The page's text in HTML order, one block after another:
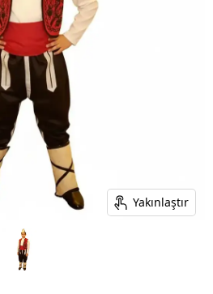
Yakınlaştır